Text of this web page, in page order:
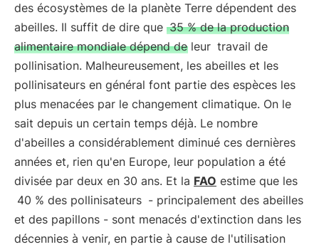
des écosystèmes de la planète Terre dépendent des
abeilles. Il suffit de dire que 35 % de la production
alimentaire mondiale dépend de leur travail de
pollinisation. Malheureusement, les abeilles et les
pollinisateurs en général font partie des espèces les
plus menacées par le changement climatique. On le
sait depuis un certain temps déjà. Le nombre
d'abeilles a considérablement diminué ces dernières
années et, rien qu'en Europe, leur population a été
divisée par deux en 30 ans. Et la FAO estime que les
40 % des pollinisateurs - principalement des abeilles
et des papillons - sont menacés d'extinction dans les
décennies à venir, en partie à cause de l'utilisation